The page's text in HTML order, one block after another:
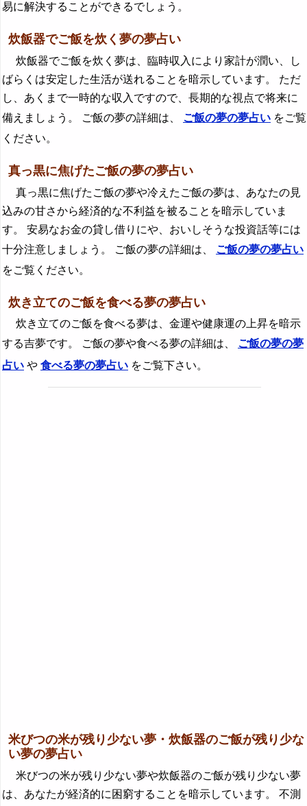
易に解決することができるでしょう。
炊飯器でご飯を炊く夢の夢占い
炊飯器でご飯を炊く夢は、臨時収入により家計が潤い、し
ばらくは安定した生活が送れることを暗示しています。 ただ
し、あくまで一時的な収入ですので、長期的な視点で将来に
備えましょう。 ご飯の夢の詳細は、 ご飯の夢の夢占い をご覧
ください。
真っ黒に焦げたご飯の夢の夢占い
真っ黒に焦げたご飯の夢や冷えたご飯の夢は、あなたの見
込みの甘さから経済的な不利益を被ることを暗示していま
す。 安易なお金の貸し借りにや、おいしそうな投資話等には
十分注意しましょう。 ご飯の夢の詳細は、 ご飯の夢の夢占い
をご覧ください。
炊き立てのご飯を食べる夢の夢占い
炊き立てのご飯を食べる夢は、金運や健康運の上昇を暗示
する吉夢です。 ご飯の夢や食べる夢の詳細は、 ご飯の夢の夢
占い や 食べる夢の夢占い をご覧下さい。
米びつの米が残り少ない夢・炊飯器のご飯が残り少な
い夢の夢占い
米びつの米が残り少ない夢や炊飯器のご飯が残り少ない夢
は、あなたが経済的に困窮することを暗示しています。 不測